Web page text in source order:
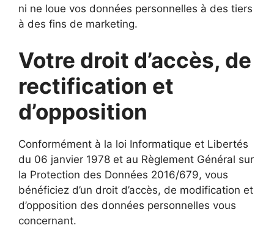
ni ne loue vos données personnelles à des tiers
à des fins de marketing.
Votre droit d’accès, de
rectification et
d’opposition
Conformément à la loi Informatique et Libertés
du 06 janvier 1978 et au Règlement Général sur
la Protection des Données 2016/679, vous
bénéficiez d’un droit d’accès, de modification et
d’opposition des données personnelles vous
concernant.